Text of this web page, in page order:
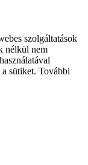
szolgáltatások
nélkül nem
sütiket. További